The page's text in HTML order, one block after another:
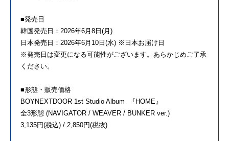
■発売日
韓国発売日：2026年6月8日(月)
日本発売日：2026年6月10日(水) ※日本お届け日
※発売日は変更になる可能性がございます。あらかじめご了承
ください。
■形態・販売価格
BOYNEXTDOOR 1st Studio Album 『HOME』
全3形態 (NAVIGATOR / WEAVER / BUNKER ver.)
3,135円(税込) / 2,850円(税抜)